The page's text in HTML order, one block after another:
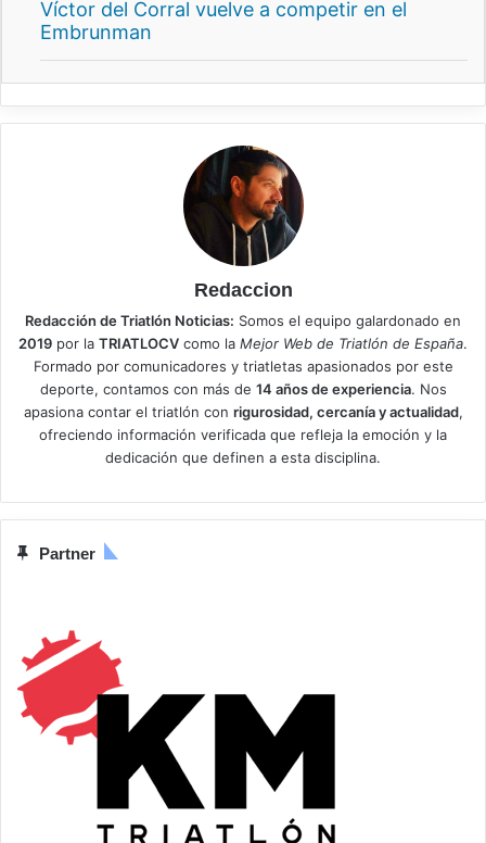
Víctor del Corral vuelve a competir en el
Embrunman
Redaccion
Redacción de Triatlón Noticias: Somos el equipo galardonado en
2019 por la TRIATLOCV como la Mejor Web de Triatlón de España.
Formado por comunicadores y triatletas apasionados por este
deporte, contamos con más de 14 años de experiencia. Nos
apasiona contar el triatlón con rigurosidad, cercanía y actualidad,
ofreciendo información verificada que refleja la emoción y la
dedicación que definen a esta disciplina.
Partner